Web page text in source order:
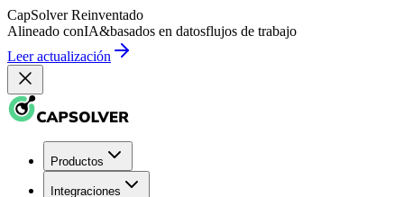
CapSolver Reinventado
Alineado conIA&basados en datosflujos de trabajo
Leer actualización
Productos
Integraciones